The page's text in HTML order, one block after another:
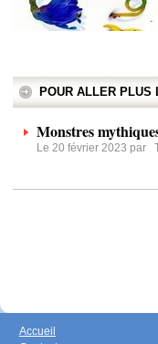
POUR ALLER PLUS
Monstres
Le 20 février 2023 par
Accueil